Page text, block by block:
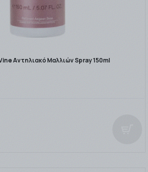
Αντηλιακό Μαλλιών Spray 150ml